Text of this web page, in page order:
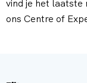
vind je het laatste
ons Centre of